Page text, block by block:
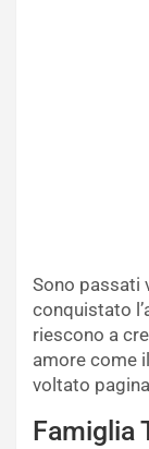
Sono passati
conquistato
riescono a
amore come
voltato
Famiglia